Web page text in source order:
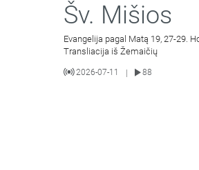
Šv. Mišios
Evangelija pagal Matą 19, 27-29.
Transliacija iš Žemaičių
2026-07-11 | 88